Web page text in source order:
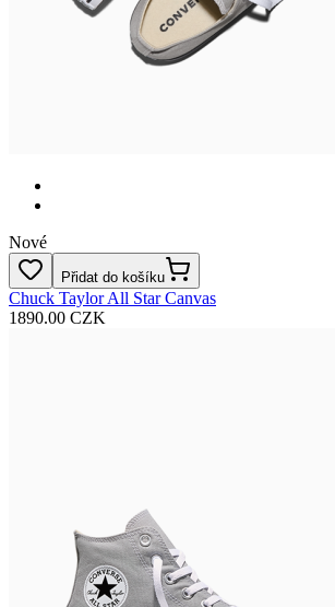
Nové
Přidat do košíku
Chuck Taylor All Star Canvas
1890.00 CZK